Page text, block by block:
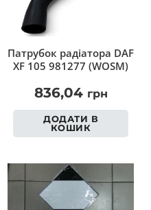
Патрубок радіатора DAF
XF 105 981277 (WOSM)
836,04 грн
ДОДАТИ В
КОШИК